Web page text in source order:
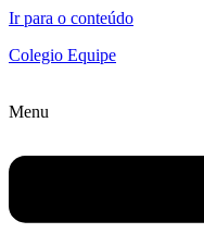
Ir para o conteúdo
Colegio Equipe
Menu